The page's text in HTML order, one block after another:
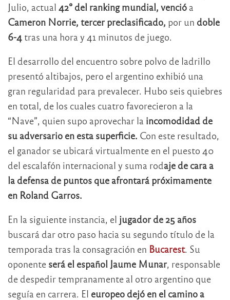
Julio, actual 42° del ranking mundial, venció a
Cameron Norrie, tercer preclasificado, por un doble
6-4 tras una hora y 41 minutos de juego.
El desarrollo del encuentro sobre polvo de ladrillo
presentó altibajos, pero el argentino exhibió una
gran regularidad para prevalecer. Hubo seis quiebres
en total, de los cuales cuatro favorecieron a la
“Nave”, quien supo aprovechar la incomodidad de
su adversario en esta superficie. Con este resultado,
el ganador se ubicará virtualmente en el puesto 40
del escalafón internacional y suma rodaje de cara a
la defensa de puntos que afrontará próximamente
en Roland Garros.
En la siguiente instancia, el jugador de 25 años
buscará dar otro paso hacia su segundo título de la
temporada tras la consagración en Bucarest. Su
oponente será el español Jaume Munar, responsable
de despedir tempranamente al otro argentino que
seguía en carrera. El europeo dejó en el camino a